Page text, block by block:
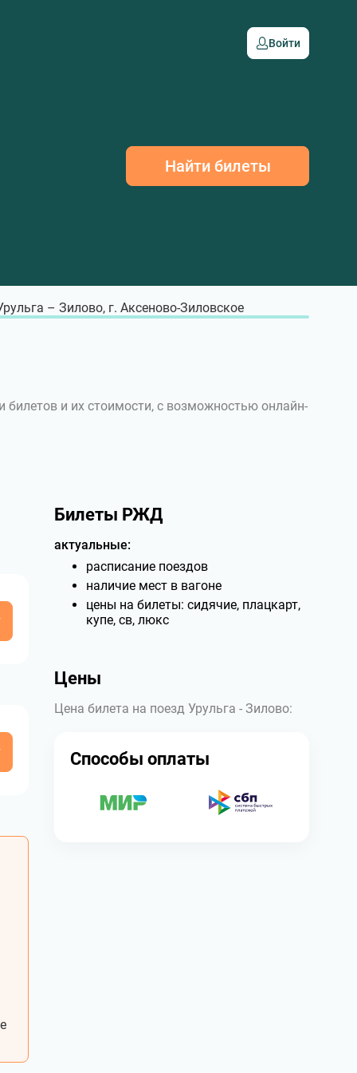
Войти
Найти билеты
– Зилово, г. Аксеново-Зиловское
билетов и их стоимости, с возможностью онлайн-
Билеты РЖД
актуальные:
расписание поездов
наличие мест в вагоне
цены на билеты: сидячие, плацкарт,
купе, св, люкс
Цены
Цена билета на поезд Урульга - Зилово:
Способы оплаты